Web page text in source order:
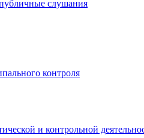
слушания
контроля
и контрольной